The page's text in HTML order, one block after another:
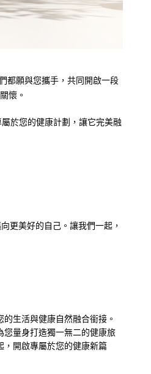
都願與您攜手，共同開啟一段
懷。
於您的健康計劃，讓它完美融
更美好的自己。讓我們一起，
生活與健康自然融合銜接。
您量身打造獨一無二的健康旅
，開啟專屬於您的健康新篇